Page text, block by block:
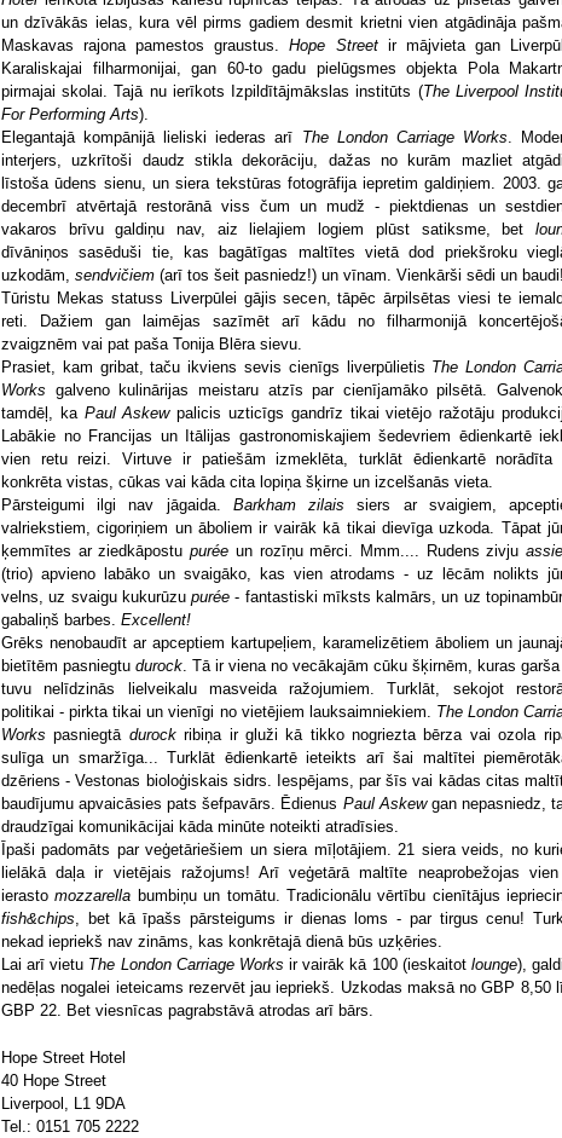
un dzīvākās ielas, kura vēl pirms gadiem desmit krietni vien atgādināja
Maskavas rajona pamestos graustus.Hope Streetir mājvieta gan
Karaliskajai filharmonijai, gan 60-to gadu pielūgsmes objekta Pola
pirmajai skolai. Tajā nu ierīkots Izpildītājmākslas institūts (The Liverpool
For Performing Arts).
Elegantajā kompānijā lieliski iederas arī The London Carriage Works.
interjers, uzkrītoši daudz stikla dekorāciju, dažas no kurām mazliet
līstoša ūdens sienu, un siera tekstūras fotogrāfija iepretim galdiņiem. 2003.
decembrī atvērtajā restorānā viss čum un mudž - piektdienas un
vakaros brīvu galdiņu nav, aiz lielajiem logiem plūst satiksme, bet
dīvāniņos sasēduši tie, kas bagātīgas maltītes vietā dod priekšroku
uzkodām, sendvičiem (arī tos šeit pasniedz!) un vīnam. Vienkārši sēdi un baudi!
Tūristu Mekas statuss Liverpūlei gājis secen, tāpēc ārpilsētas viesi te
reti. Dažiem gan laimējas sazīmēt arī kādu no filharmonijā
zvaigznēm vai pat paša Tonija Blēra sievu.
Prasiet, kam gribat, taču ikviens sevis cienīgs liverpūlietis The London
Works galveno kulinārijas meistaru atzīs par cienījamāko pilsētā.
tamdēļ, ka Paul Askewpalicis uzticīgs gandrīz tikai vietējo ražotāju
Labākie no Francijas un Itālijas gastronomiskajiem šedevriem ēdienkartē
vien retu reizi. Virtuve ir patiešām izmeklēta, turklāt ēdienkartē norādīta
konkrēta vistas, cūkas vai kāda cita lopiņa šķirne un izcelšanās vieta.
Pārsteigumi ilgi nav jāgaida. Barkham zilais siers ar svaigiem,
valriekstiem, cigoriņiem un āboliem ir vairāk kā tikai dievīga uzkoda. Tāpat
ķemmītes ar ziedkāpostupurée un rozīņu mērci. Mmm.... Rudens zivju
(trio) apvieno labāko un svaigāko, kas vien atrodams - uz lēcām nolikts
velns, uz svaigu kukurūzu purée- fantastiski mīksts kalmārs, un uz
gabaliņš barbes. Excellent!
Grēks nenobaudīt ar apceptiem kartupeļiem, karamelizētiem āboliem un
bietītēm pasniegtu durock. Tā ir viena no vecākajām cūku šķirnēm, kuras
tuvu nelīdzinās lielveikalu masveida ražojumiem. Turklāt, sekojot
politikai - pirkta tikai un vienīgi no vietējiem lauksaimniekiem. The London
Workspasniegtā durockribiņa ir gluži kā tikko nogriezta bērza vai ozola
sulīga un smaržīga... Turklāt ēdienkartē ieteikts arī šai maltītei
dzēriens - Vestonas bioloģiskais sidrs. Iespējams, par šīs vai kādas citas
baudījumu apvaicāsies pats šefpavārs. Ēdienus Paul Askew gan nepasniedz,
draudzīgai komunikācijai kāda minūte noteikti atradīsies.
Īpaši padomāts par veģetāriešiem un siera mīļotājiem. 21 siera veids, no
lielākā daļa ir vietējais ražojums! Arī veģetārā maltīte neaprobežojas
ierastomozzarella bumbiņu un tomātu. Tradicionālu vērtību cienītājus
fish&chips, bet kā īpašs pārsteigums ir dienas loms - par tirgus cenu!
nekad iepriekš nav zināms, kas konkrētajā dienā būs uzķēries.
Lai arī vietu The London Carriage Works ir vairāk kā 100 (ieskaitotlounge),
nedēļas nogalei ieteicams rezervēt jau iepriekš. Uzkodas maksā no GBP 8,50
GBP 22. Bet viesnīcas pagrabstāvā atrodas arī bārs.
Hope Street Hotel
40 Hope Street
Liverpool, L1 9DA
Tel.: 0151 705 2222